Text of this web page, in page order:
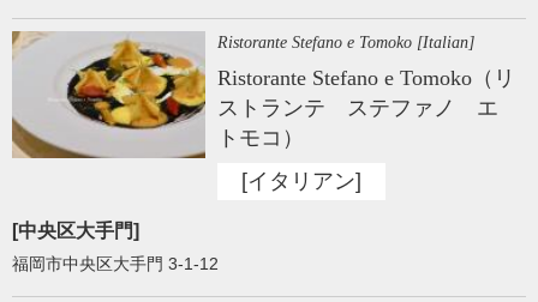
Ristorante Stefano e Tomoko [Italian]
Ristorante Stefano e Tomoko（リ
ストランテ ステファノ エ
トモコ）
[イタリアン]
[中央区大手門]
福岡市中央区大手門 3-1-12